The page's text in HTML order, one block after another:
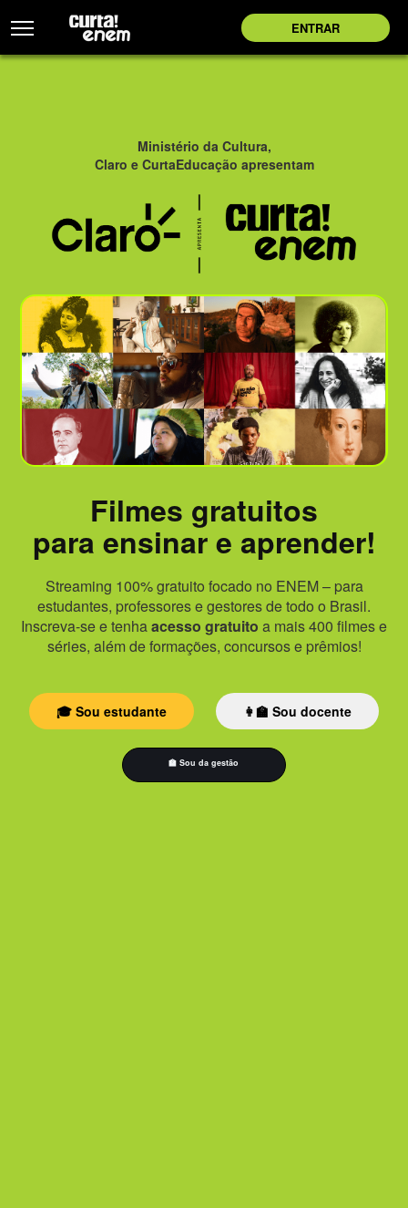
ENTRAR
Ministério da Cultura,
Claro e CurtaEducação apresentam
Filmes gratuitos
para ensinar e aprender!
Streaming 100% gratuito focado no ENEM – para
estudantes, professores e gestores de todo o Brasil.
Inscreva-se e tenhaacesso gratuito a mais 400 filmes e
séries, além de formações, concursos e prêmios!
🎓 Sou estudante 👩‍🏫 Sou docente
🏫 Sou da gestão